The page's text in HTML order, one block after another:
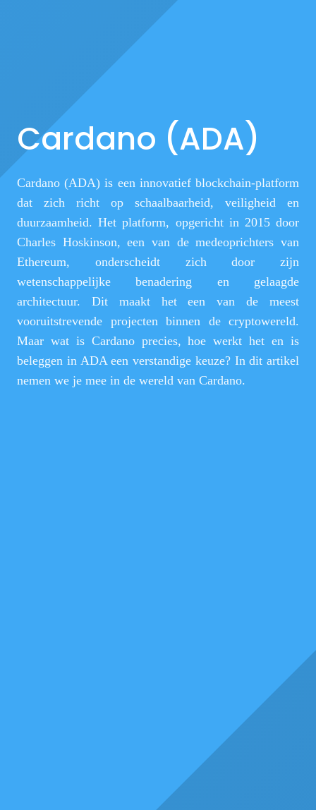
Cardano (ADA)
Cardano (ADA) is een innovatief blockchain-platform
dat zich richt op schaalbaarheid, veiligheid en
duurzaamheid. Het platform, opgericht in 2015 door
Charles Hoskinson, een van de medeoprichters van
Ethereum, onderscheidt zich door zijn
wetenschappelijke benadering en gelaagde
architectuur. Dit maakt het een van de meest
vooruitstrevende projecten binnen de cryptowereld.
Maar wat is Cardano precies, hoe werkt het en is
beleggen in ADA een verstandige keuze? In dit artikel
nemen we je mee in de wereld van Cardano.